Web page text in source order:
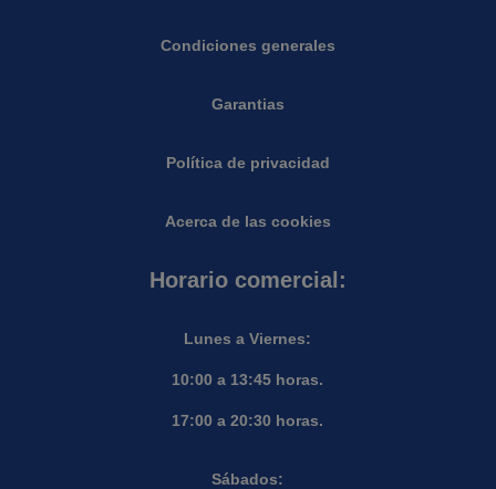
Condiciones generales
Garantias
Política de privacidad
Acerca de las cookies
Horario comercial:
Lunes a Viernes:
10:00 a 13:45 horas.
17:00 a 20:30 horas.
Sábados: